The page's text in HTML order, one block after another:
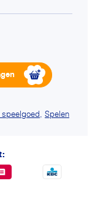
speelgoed, Spelen